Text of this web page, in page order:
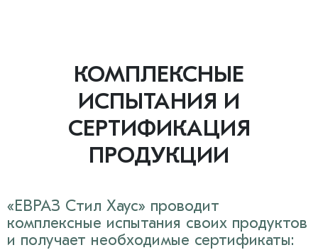
КОМПЛЕКСНЫЕ
ИСПЫТАНИЯ И
СЕРТИФИКАЦИЯ
ПРОДУКЦИИ
«ЕВРАЗ Стил Хаус» проводит
комплексные испытания своих продуктов
и получает необходимые сертификаты: